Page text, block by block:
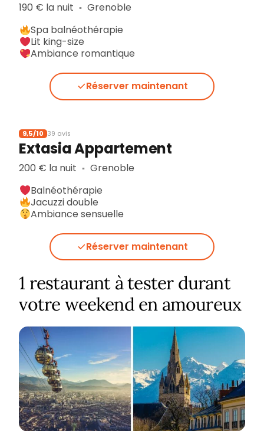
190 € la nuit ▪︎ Grenoble
Spa balnéothérapie
Lit king-size
Ambiance romantique
Réserver maintenant
9,5/10 39 avis
Extasia Appartement
200 € la nuit ▪︎ Grenoble
Balnéothérapie
Jacuzzi double
Ambiance sensuelle
Réserver maintenant
1 restaurant à tester durant
votre weekend en amoureux